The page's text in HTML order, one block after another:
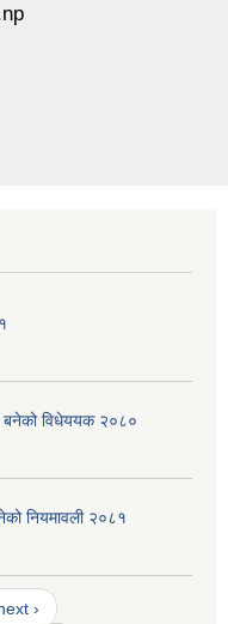
बनेको विधेययक २०८०
नियमावली २०८१
›